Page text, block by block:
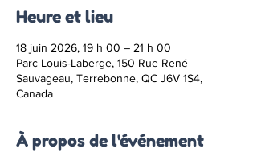
Heure et lieu
18 juin 2026, 19 h 00 – 21 h 00
Parc Louis-Laberge, 150 Rue René
Sauvageau, Terrebonne, QC J6V 1S4,
Canada
À propos de l'événement